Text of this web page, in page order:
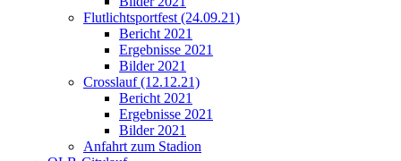
Flutlichtsportfest (24.09.21)
Bericht 2021
Ergebnisse 2021
Bilder 2021
Crosslauf (12.12.21)
Bericht 2021
Ergebnisse 2021
Bilder 2021
Anfahrt zum Stadion